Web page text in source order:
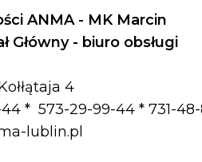
ANMA - MK Marcin
Główny - biuro obsługi
4
* 573-29-99-44 * 731-
lublin.pl